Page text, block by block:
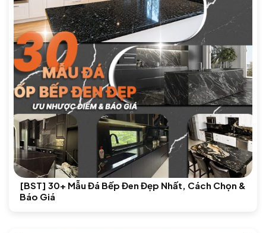
[BST] 30+ Mẫu Đá Bếp Đen Đẹp Nhất, Cách Chọn &
Báo Giá